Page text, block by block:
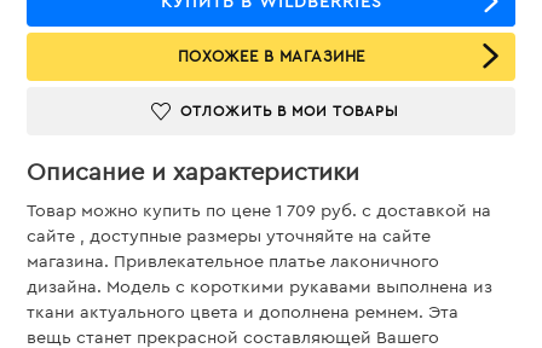
ПОХОЖЕЕ В МАГАЗИНЕ
ОТЛОЖИТЬ В МОИ ТОВАРЫ
Описание и характеристики
Товар можно купить по цене 1 709 руб. c доставкой на
сайте , доступные размеры уточняйте на сайте
магазина. Привлекательное платье лаконичного
дизайна. Модель с короткими рукавами выполнена из
ткани актуального цвета и дополнена ремнем. Эта
вещь станет прекрасной составляющей Вашего